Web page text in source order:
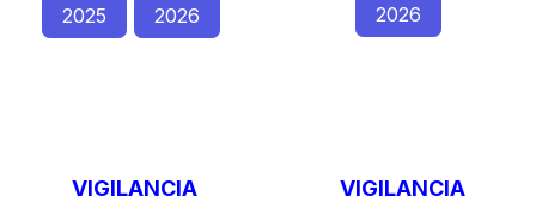
2025 2026 2026
VIGILANCIA VIGILANCIA